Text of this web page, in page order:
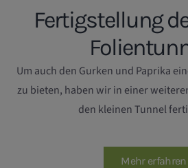
Fertigstellung
Um auch den Gurken und Paprika
zu bieten, haben wir in einer
den kleinen Tunnel
Mehr erfahren